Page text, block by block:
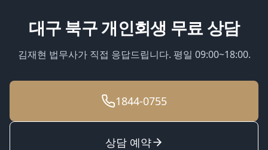
대구 북구개인회생 무료 상담
김재현 법무사가 직접 응답드립니다. 평일 09:00~18:00.
1844-0755
상담 예약